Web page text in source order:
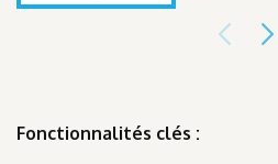
Fonctionnalités clés :